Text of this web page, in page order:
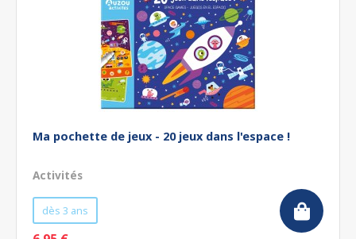
Ma pochette de jeux - 20 jeux dans l'espace !
Activités
dès 3 ans